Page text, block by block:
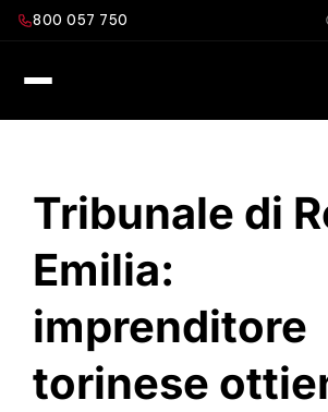
Salta800 057 750
Tribunale di
Emilia:
imprenditore
torinese